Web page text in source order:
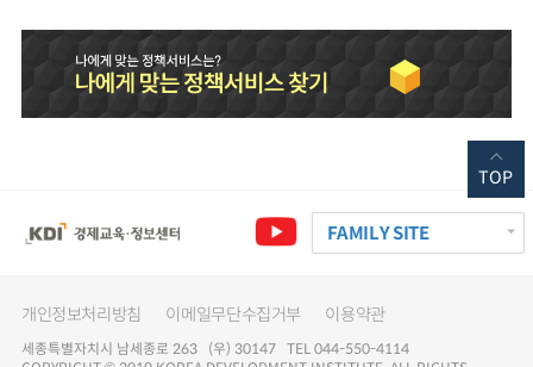
FAMILY SITE
개인정보처리방침 이메일무단수집거부 이용약관
세종특별자치시 남세종로 263 (우) 30147 TEL 044-550-4114
TOP